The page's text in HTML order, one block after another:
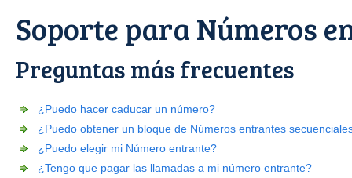
Soporte para Números
Preguntas más frecuentes
¿Puedo hacer caducar un número?
¿Puedo obtener un bloque de Números entrantes
¿Puedo elegir mi Número entrante?
¿Tengo que pagar las llamadas a mi número entrante?